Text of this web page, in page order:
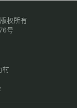
权所有
号
村